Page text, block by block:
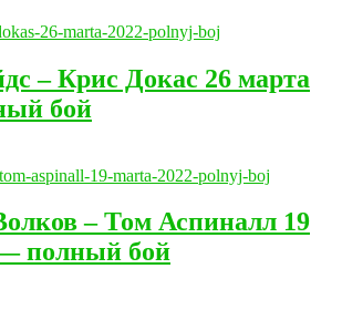
– Крис Докас 26 марта
бой
– Том Аспиналл 19
полный бой